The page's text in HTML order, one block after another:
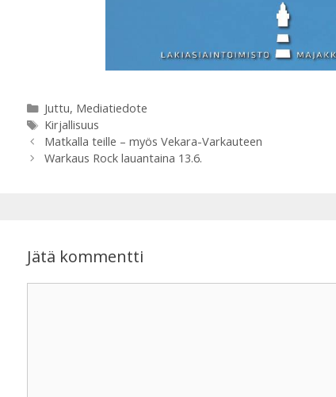
Kategoriat
Juttu, Mediatiedote
Avainsanat
Kirjallisuus
Matkalla teille – myös Vekara-Varkauteen
Warkaus Rock lauantaina 13.6.
Jätä kommentti